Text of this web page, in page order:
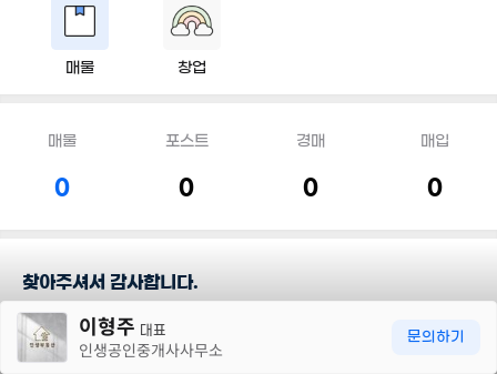
매물 창업
매물
0
포스트
0
경매
0
매입
0
찾아주셔서 감사합니다.
반갑습니다.
인생에 있어 최고의 중개 약속해드립니다.
이형주 대표
인생공인중개사사무소
문의하기